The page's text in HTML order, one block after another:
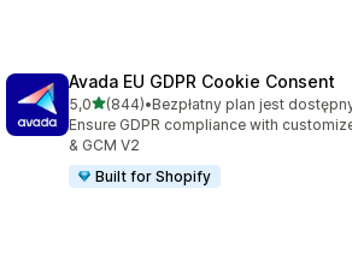
Avada EU GDPR Cookie Consent
5,0na 5 gwiazdek
(844)
Łączna liczba recenzji: 844
•Bezpłatny plan jest
Ensure GDPR compliance with
& GCM V2
Built for Shopify